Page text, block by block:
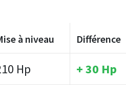
à niveau Différence
Hp
+ 30 Hp